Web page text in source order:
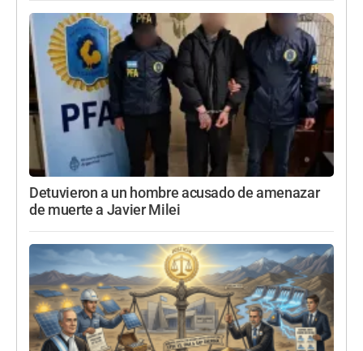
Detuvieron a un hombre acusado de amenazar
de muerte a Javier Milei